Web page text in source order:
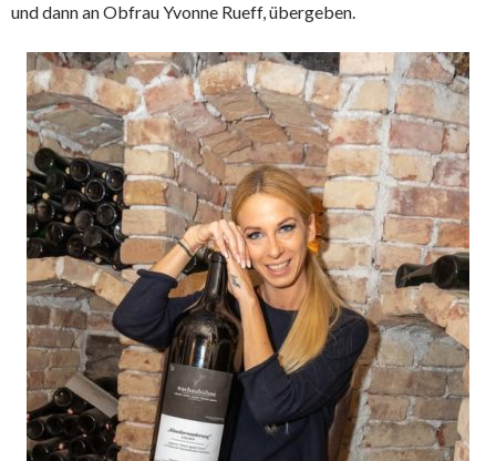
und dann an Obfrau Yvonne Rueff, übergeben.